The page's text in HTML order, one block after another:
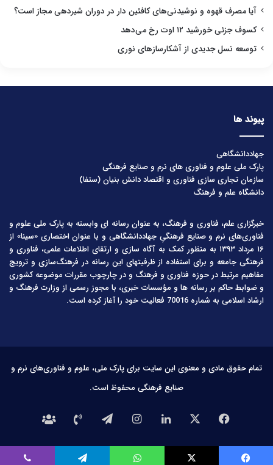
آیا مصرف قهوه و نوشیدنی‌های کافئین دار در دوران شیردهی مجاز است؟
کسوف جزئی خورشید ۱۲ اوت رخ می‌دهد
توسعه نسل جدیدی از آشکارسازهای نوری
پیوند ها
جهاددانشگاهی
پارک ملی علوم و فناوری های نرم و صنایع فرهنگی
سازمان تجاری سازی فناوری و اقتصاد دانش بنیان (ستفا)
دانشگاه علم و فرهنگ
خبرگزاری علم، فناوری و فرهنگ، به عنوان رسانه ای وابسته به پارک ملی علوم و
فناوری‌های نرم و صنایع فرهنگیِ جهاددانشگاهی و با عنوان اختصاری «سینا» از
۱۶ مرداد ۱۳۹۳ به منظور کمک به آگاه سازی و ارتقای اطلاعات علمی، فناوری و
فرهنگی جامعه و برای استفاده از ظرفیتهای این رسانه در فرهنگ‌سازی و ترویج
مفاهیم مرتبط در حوزه فناوری و فرهنگ و در چارچوب مقررات موضوعه کشوری
و ضوابط حاکم بر رسانه ها و مؤسسات خبری، با مجوز رسمی از وزارت فرهنگ و
ارشاد اسلامی به شماره 70016 فعالیت خود را آغاز کرده است.
تمام حقوق مادی و معنوی این سایت برای پارک ملی، علوم و فناوری‌های نرم و
صنایع فرهنگی محفوظ است.
فیس
بوک
لینکدیناینستاگرامتلگرامتماس
با
درباره
ما